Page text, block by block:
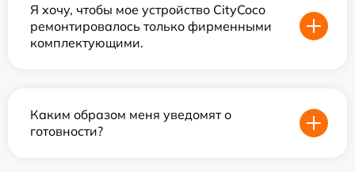
Я хочу, чтобы мое устройство CityCoco
ремонтировалось только фирменными
комплектующими.
Каким образом меня уведомят о
готовности?